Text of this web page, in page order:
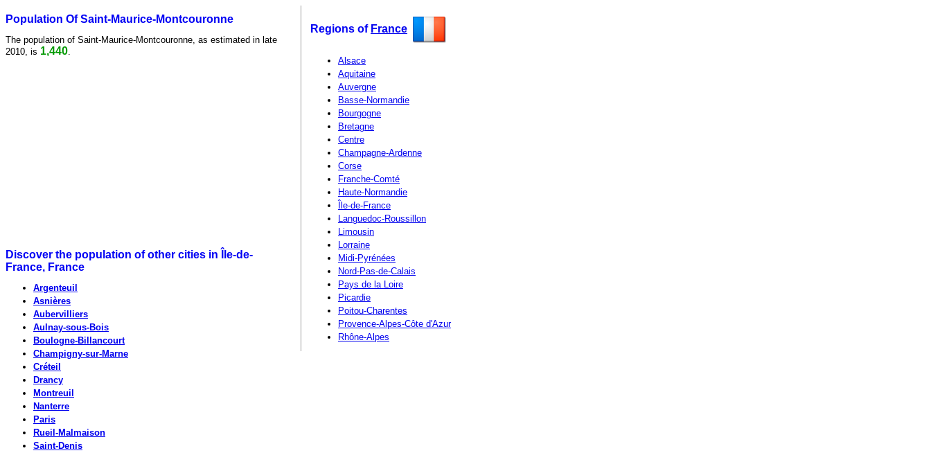
Population Of Saint-Maurice-Montcouronne
The population of Saint-Maurice-Montcouronne, as estimated in late
2010, is 1,440
Discover the population of other cities in Île-de-
France, France
Argenteuil
Asnières
Aubervilliers
Aulnay-sous-Bois
Boulogne-Billancourt
Champigny-sur-Marne
Créteil
Drancy
Montreuil
Nanterre
Paris
Rueil-Malmaison
Saint-Denis
Regions of France
Alsace
Aquitaine
Auvergne
Basse-Normandie
Bourgogne
Bretagne
Centre
Champagne-Ardenne
Corse
Franche-Comté
Haute-Normandie
Île-de-France
Languedoc-Roussillon
Limousin
Lorraine
Midi-Pyrénées
Nord-Pas-de-Calais
Pays de la Loire
Picardie
Poitou-Charentes
Provence-Alpes-Côte d'Azur
Rhône-Alpes